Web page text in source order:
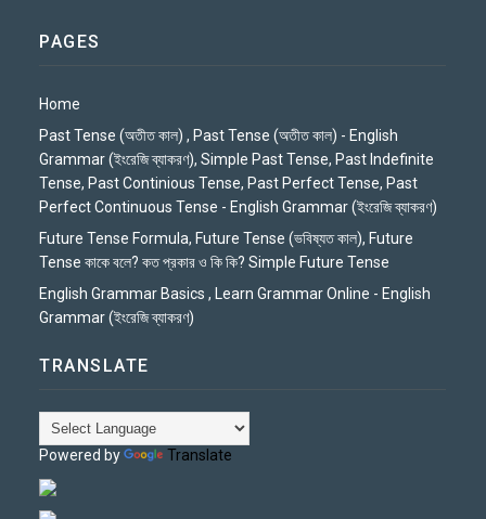
PAGES
Home
Past Tense (অতীত কাল) , Past Tense (অতীত কাল) - English
Grammar (ইংরেজি ব্যাকরণ), Simple Past Tense, Past Indefinite
Tense, Past Continious Tense, Past Perfect Tense, Past
Perfect Continuous Tense - English Grammar (ইংরেজি ব্যাকরণ)
Future Tense Formula, Future Tense (ভবিষ্যত কাল), Future
Tense কাকে বলে? কত প্রকার ও কি কি? Simple Future Tense
English Grammar Basics , Learn Grammar Online - English
Grammar (ইংরেজি ব্যাকরণ)
TRANSLATE
Powered by Translate